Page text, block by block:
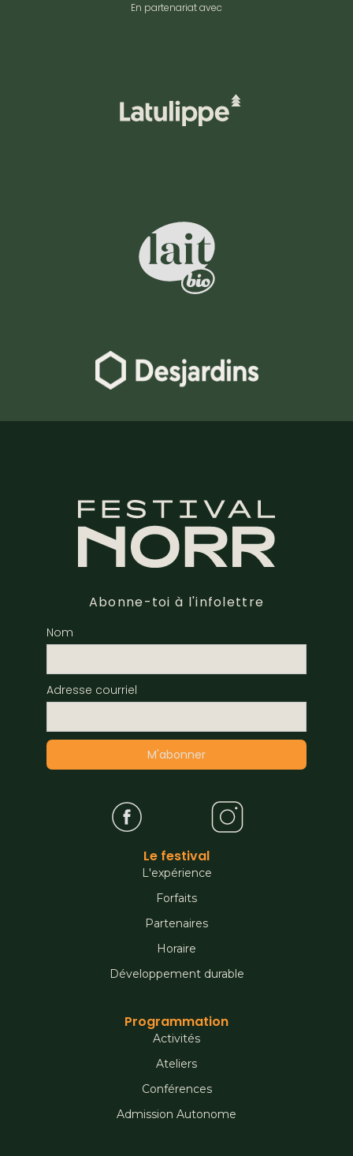
En partenariat avec
Abonne-toi à l'infolettre
Nom
Adresse courriel
Le festival
L'expérience
Forfaits
Partenaires
Horaire
Développement durable
Programmation
Activités
Ateliers
Conférences
Admission Autonome